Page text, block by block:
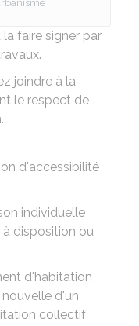
faire signer par
joindre à la
le respect de
d'accessibilité
individuelle
disposition ou
d'habitation
d'un
collectif